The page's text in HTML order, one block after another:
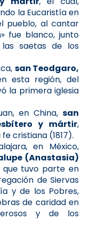
la Eucaristía en
pueblo, al cantar
fue blanco, junto
saetas de los
san Teodgaro,
esta región, del
la primera iglesia
en China, san
y mártir,
cristiana (1817).
en México,
(Anastasia)
que tuvo parte en
de Siervas
y de los Pobres,
de caridad en
y de los